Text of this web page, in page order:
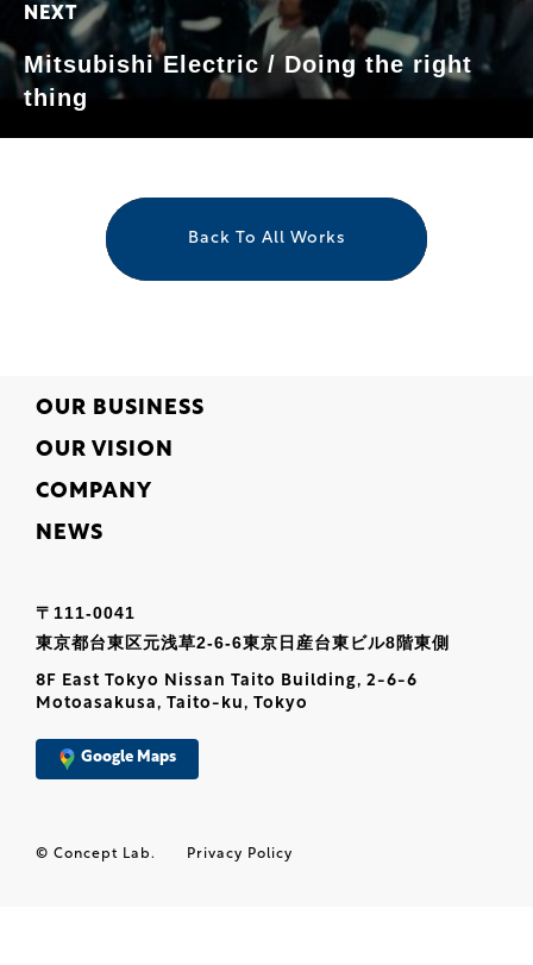
NEXT
Mitsubishi Electric / Doing the right
thing
Back To All Works
OUR BUSINESS
OUR VISION
COMPANY
NEWS
〒111-0041
東京都台東区元浅草2-6-6東京日産台東ビル8階東側
8F East Tokyo Nissan Taito Building, 2-6-6
Motoasakusa, Taito-ku, Tokyo
Google Maps
© Concept Lab. Privacy Policy